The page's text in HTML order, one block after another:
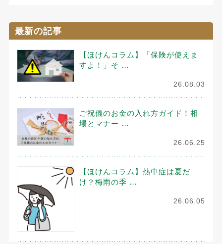
最新の記事
【ほけんコラム】「保険が使えま
すよ！」そ …
26.08.03
ご祝儀のお金の入れ方ガイド！相
場とマナー …
26.06.25
【ほけんコラム】熱中症は夏だ
け？梅雨の季 …
26.06.05